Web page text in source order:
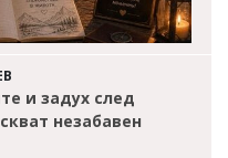
и задух след
незабавен